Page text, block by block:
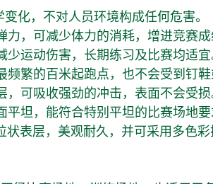
化，不对人员环境构成任何危害。
，可减少体力的消耗，增进竞赛成
运动伤害，长期练习及比赛均适宜
繁的百米起跑点，也不会受到钉鞋
可吸收强劲的冲击，表面不会受损
坦，能符合特别平坦的比赛场地要
表层，美观耐久，并可采用多色彩